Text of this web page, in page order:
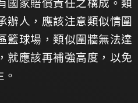
國家賠償責任之構成。類
辦人，應該注意類似情圍
籃球場，類似圍牆無法達
就應該再補強高度，以免